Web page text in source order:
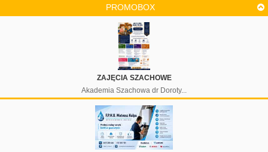
PROMOBOX
ZAJĘCIA SZACHOWE
Akademia Szachowa dr Doroty...